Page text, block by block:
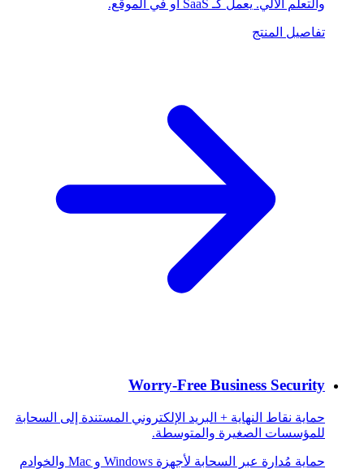
والتعلم الآلي. يعمل كـ SaaS أو في الموقع.
تفاصيل المنتج
Worry-Free Business Security
حماية نقاط النهاية + البريد الإلكتروني المستندة إلى السحابة
للمؤسسات الصغيرة والمتوسطة.
حماية مُدارة عبر السحابة لأجهزة Windows و Mac والخوادم